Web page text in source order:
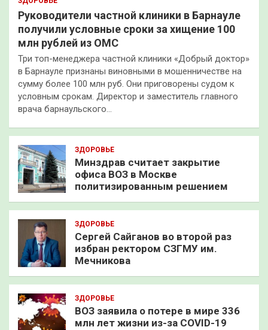
Руководители частной клиники в Барнауле
получили условные сроки за хищение 100
млн рублей из ОМС
Три топ-менеджера частной клиники «Добрый доктор»
в Барнауле признаны виновными в мошенничестве на
сумму более 100 млн руб. Они приговорены судом к
условным срокам. Директор и заместитель главного
врача барнаульского…
ЗДОРОВЬЕ
Минздрав считает закрытие
офиса ВОЗ в Москве
политизированным решением
ЗДОРОВЬЕ
Сергей Сайганов во второй раз
избран ректором СЗГМУ им.
Мечникова
ЗДОРОВЬЕ
ВОЗ заявила о потере в мире 336
млн лет жизни из-за COVID-19